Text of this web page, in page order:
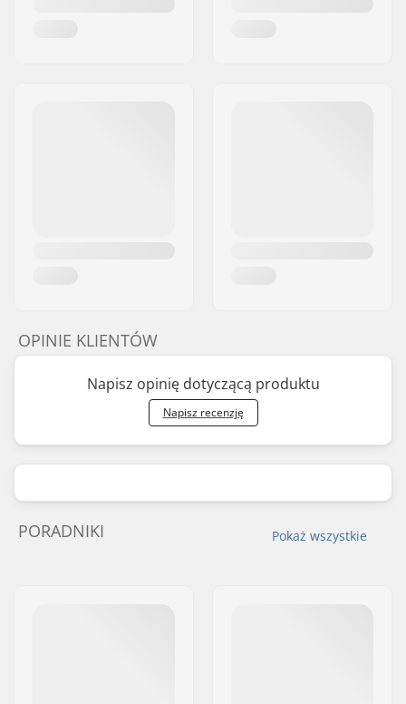
OPINIE KLIENTÓW
Napisz opinię dotyczącą produktu
Napisz recenzję
Pokaż wszystkie
PORADNIKI